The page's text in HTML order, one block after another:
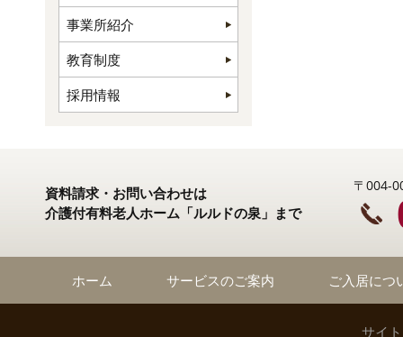
事業所紹介
教育制度
採用情報
資料請求・お問い合わせは
介護付有料老人ホーム「ルルドの泉」まで
〒004-
ホーム サービスのご案内 ご入居につ
サイ